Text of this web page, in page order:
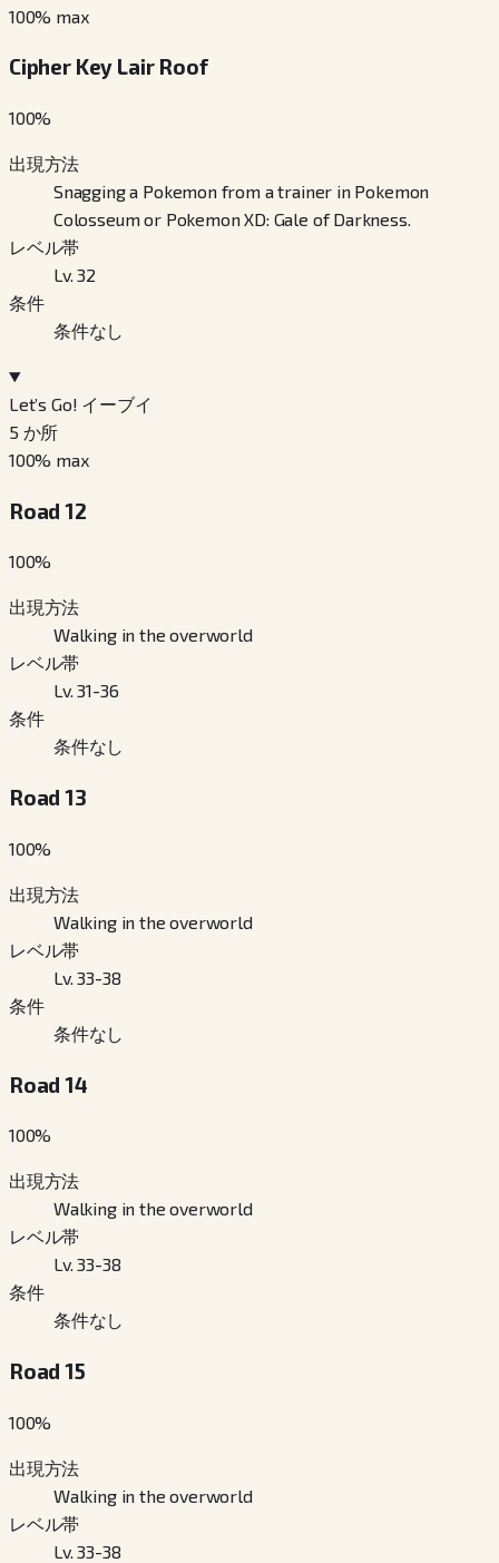
100% max
Cipher Key Lair Roof
100%
出現方法
Snagging a Pokemon from a trainer in Pokemon
Colosseum or Pokemon XD: Gale of Darkness.
レベル帯
Lv. 32
条件
条件なし
Let’s Go! イーブイ
5 か所
100% max
Road 12
100%
出現方法
Walking in the overworld
レベル帯
Lv. 31-36
条件
条件なし
Road 13
100%
出現方法
Walking in the overworld
レベル帯
Lv. 33-38
条件
条件なし
Road 14
100%
出現方法
Walking in the overworld
レベル帯
Lv. 33-38
条件
条件なし
Road 15
100%
出現方法
Walking in the overworld
レベル帯
Lv. 33-38